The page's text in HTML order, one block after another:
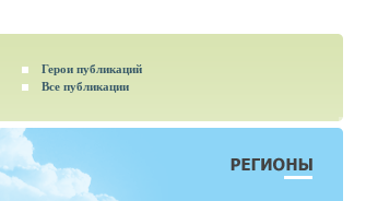
Герои публикаций
Все публикации